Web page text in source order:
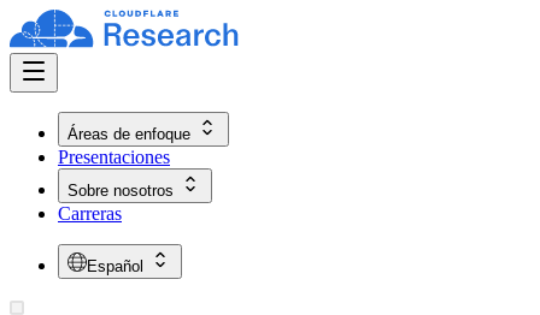
Áreas de enfoque
Presentaciones
Sobre nosotros
Carreras
Español